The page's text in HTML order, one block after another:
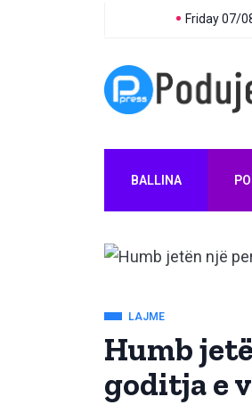
Friday 07/
BALLINA
LAJME
Humb
goditja e